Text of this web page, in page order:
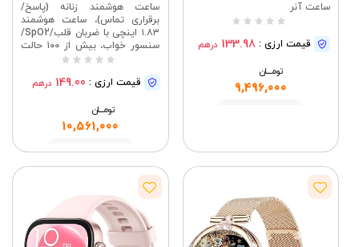
ساعت آنر
قیمت ارزی : 133.98 درهم
تومــــــان
9,496,000
ساعت هوشمند زنانه (پاسخ/
برقراری تماس)، ساعت هوشمند
۱.۸۳ اینچی با ضربان قلب/SpO2/
سنسور خواب، بیش از ۱۰۰ حالت
ورزشی، ساعت‌های تناسب اندام
آیفون، ۲ بند، رزگلدقیمت ارزی : 149.00 درهم
تومــــــان
10,561,000
مشاهده